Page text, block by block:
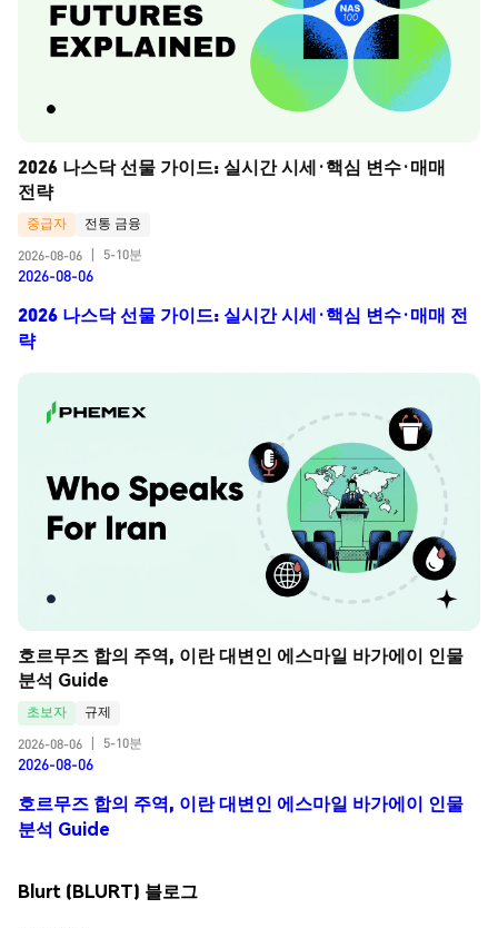
2026 나스닥 선물 가이드: 실시간 시세·핵심 변수·매매
전략
중급자
전통 금융
2026-08-06
5-10분
2026-08-06
2026 나스닥 선물 가이드: 실시간 시세·핵심 변수·매매 전
략
호르무즈 합의 주역, 이란 대변인 에스마일 바가에이 인물
분석 Guide
초보자
규제
2026-08-06
5-10분
2026-08-06
호르무즈 합의 주역, 이란 대변인 에스마일 바가에이 인물
분석 Guide
Blurt (BLURT) 블로그